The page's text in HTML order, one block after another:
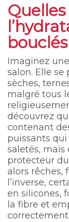
Imaginez
salon. Elle
sèches,
malgré tous
découvrez
contenant
puissants
saletés,
protecteur
alors rêches,
l’inverse,
en silicones,
la fibre et
correctement.